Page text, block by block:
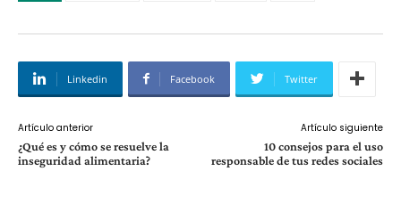
Linkedin Facebook Twitter
Artículo anterior
¿Qué es y cómo se resuelve la
inseguridad alimentaria?
Artículo siguiente
10 consejos para el uso
responsable de tus redes sociales